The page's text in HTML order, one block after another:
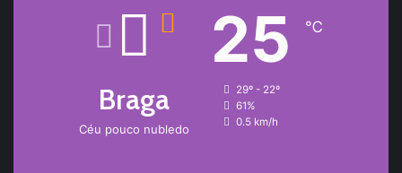
Braga
Céu pouco nubledo
25 ℃
29º - 22º
61%
0.5 km/h